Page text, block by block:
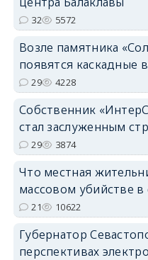
32 5572
Возле памятника
появятся каскадные
29 4228
Собственник
стал заслуженным
29 3874
Что местная
массовом убийстве в
21 10622
Губернатор
перспективах